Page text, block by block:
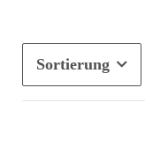
Sortierung